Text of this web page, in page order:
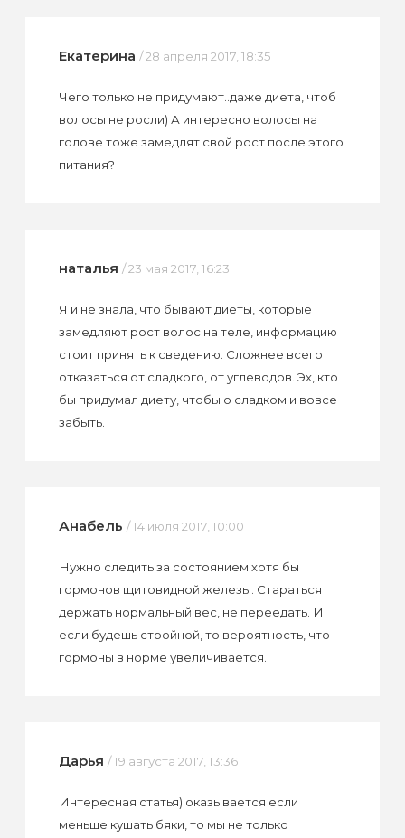
Екатерина / 28 апреля 2017, 18:35
Чего только не придумают..даже диета, чтоб
волосы не росли) А интересно волосы на
голове тоже замедлят свой рост после этого
питания?
наталья / 23 мая 2017, 16:23
Я и не знала, что бывают диеты, которые
замедляют рост волос на теле, информацию
стоит принять к сведению. Сложнее всего
отказаться от сладкого, от углеводов. Эх, кто
бы придумал диету, чтобы о сладком и вовсе
забыть.
Анабель / 14 июля 2017, 10:00
Нужно следить за состоянием хотя бы
гормонов щитовидной железы. Стараться
держать нормальный вес, не переедать. И
если будешь стройной, то вероятность, что
гормоны в норме увеличивается.
Дарья / 19 августа 2017, 13:36
Интересная статья) оказывается если
меньше кушать бяки, то мы не только